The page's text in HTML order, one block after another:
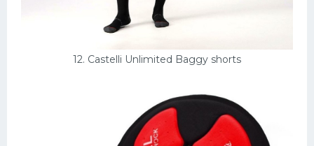
12. Castelli Unlimited Baggy shorts